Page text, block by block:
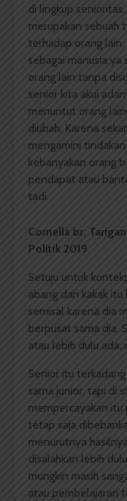
di lingkup
merupakan sebuah
terhadap orang
sebagai manusia
orang lain tanpa
senior kita akui
menuntut orang
diubah. Karena
mengamini
kebanyakan orang
pendapat atau
tadi.
Cornella br.
Politik 2019
Setuju untuk
abang dan kakak itu
semisal karena dia
berpusat sama dia.
atau lebih dulu ada,
Senior itu
sama junior, tapi di
mempercayakan itu
tetap saja
menurutnya
disalahkan lebih
mungkin masih
atau pembelajaran